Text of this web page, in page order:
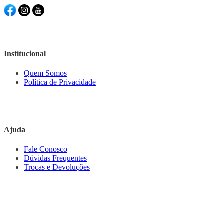
Institucional
Quem Somos
Política de Privacidade
Ajuda
Fale Conosco
Dúvidas Frequentes
Trocas e Devoluções